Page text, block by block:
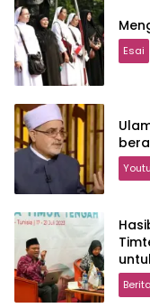
Esai
Berita